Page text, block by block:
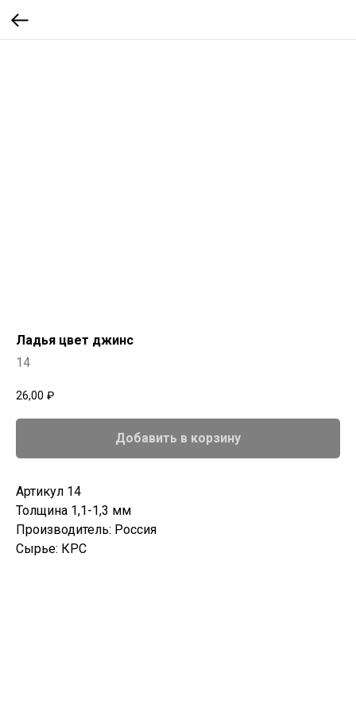
Ладья цвет джинс
14
26,00 ₽
Добавить в корзину
Артикул 14
Толщина 1,1-1,3 мм
Производитель: Россия
Сырье: КРС